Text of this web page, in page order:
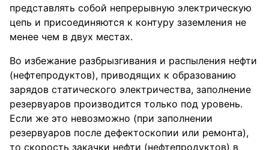
представлять собой непрерывную электрическую
цепь и присоединяются к контуру заземления не
менее чем в двух местах.
Во избежание разбрызгивания и распыления нефти
(нефтепродуктов), приводящих к образованию
зарядов статического электричества, заполнение
резервуаров производится только под уровень.
Если же это невозможно (при заполнении
резервуаров после дефектоскопии или ремонта),
то скорость закачки нефти (нефтепродуктов) в